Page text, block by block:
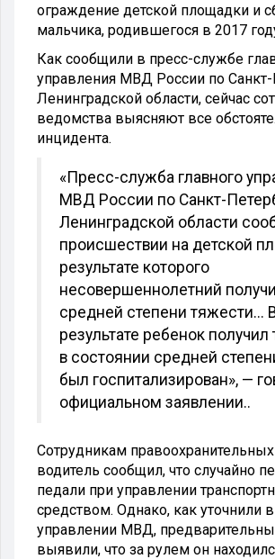
ограждение детской площадки и
мальчика, родившегося в 2017
Как сообщили в пресс-службе
управления МВД России по Санкт-
Ленинградской области, сейчас
ведомства выясняют все
инцидента.
«Пресс-служба главного
МВД России по Санкт-
Ленинградской области
происшествии на детской
результате которого
несовершеннолетний
средней степени тяжести...
результате ребенок
в состоянии средней
был госпитализирован», —
официальном заявлении..
Сотрудникам
водитель сообщил, что случайно
педали при управлении
средством. Однако, как уточнили
управлении МВД,
выявили, что за рулем он